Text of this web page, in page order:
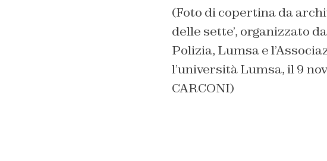
(Foto di copertina da
delle sette’, organizzato
Polizia, Lumsa e
l’università Lumsa, il 9
CARCONI)